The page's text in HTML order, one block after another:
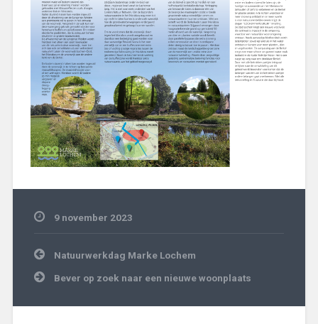
9 november 2023
Nieuws
Bericht
navigatie
Natuurwerkdag Marke Lochem
Bever op zoek naar een nieuwe woonplaats